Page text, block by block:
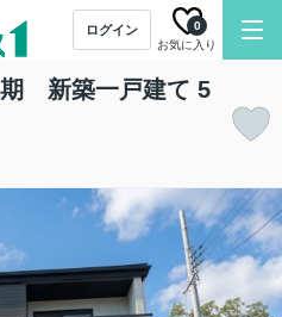
ログイン
お気に入り
0
新築一戸建て 5